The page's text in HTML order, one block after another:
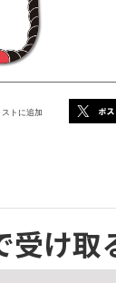
トに追加
受け取